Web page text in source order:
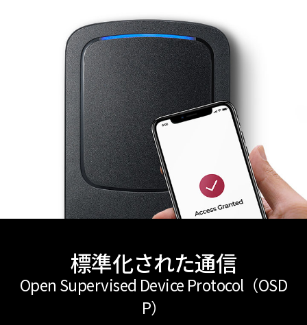
標準化された通信
Open Supervised Device Protocol（OSD
P）